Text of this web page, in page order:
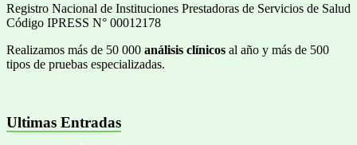
Registro Nacional de Instituciones Prestadoras de Servicios de Salud
Código IPRESS N° 00012178
Realizamos más de 50 000 análisis clínicos al año y más de 500
tipos de pruebas especializadas.
Ultimas Entradas